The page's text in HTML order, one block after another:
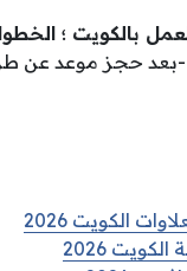
بالكويت ؛
-بعد حجز موعد عن
الكويت 2026
2026